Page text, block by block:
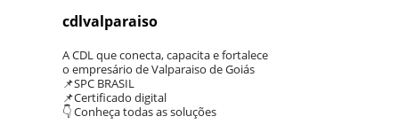
cdlvalparaiso
A CDL que conecta, capacita e fortalece
o empresário de Valparaiso de Goiás
📌SPC BRASIL
📌Certificado digital
👇 Conheça todas as soluções